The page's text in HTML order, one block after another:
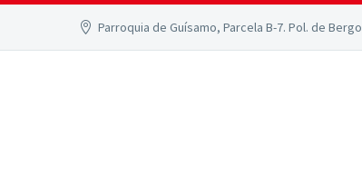
Parroquia de Guísamo, Parcela B-7. Pol. de